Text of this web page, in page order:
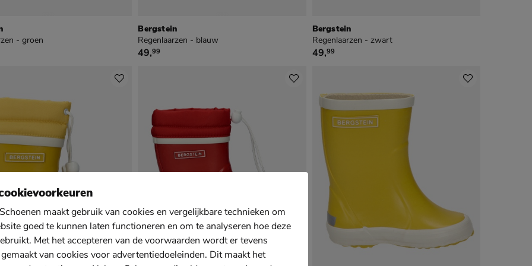
- groen
Bergstein
Regenlaarzen - blauw
€ 49,99
49,99
Bergstein
Regenlaarzen - zwart
€ 49,99
49,99
maakt gebruik van cookies en vergelijkbare technieken om
goed te kunnen laten functioneren en om te analyseren hoe deze
Met het accepteren van de voorwaarden wordt er tevens
van cookies voor advertentiedoeleinden. Dit maakt het